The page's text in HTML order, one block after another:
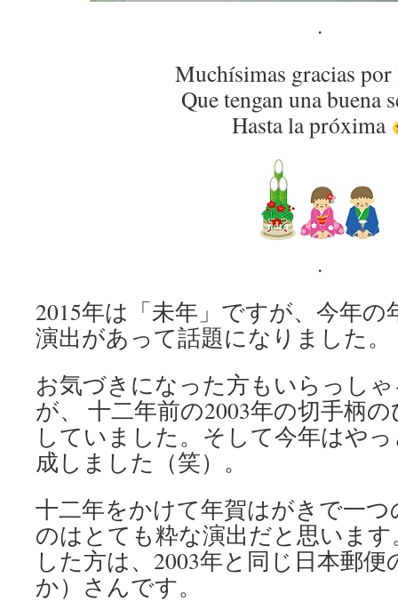
.
Muchísimas gracias por
Que tengan una buena
Hasta la próxima
.
2015年は「未年」ですが、今年
演出があって話題になりました。
お気づきになった方もいらっし
が、 十二年前の2003年の切手柄
していました。そして今年はや
成しました（笑）。
十二年をかけて年賀はがきで一
のはとても粋な演出だと思いま
した方は、2003年と同じ日本郵
か）さんです。